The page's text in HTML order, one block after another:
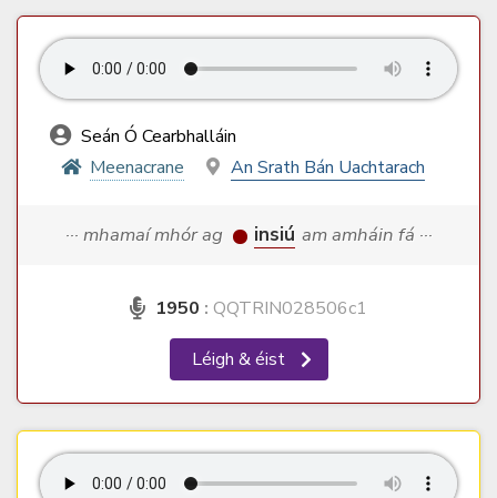
Seán Ó Cearbhalláin
Meenacrane
An Srath Bán Uachtarach
··· mhamaí mhór ag insiú am amháin fá ···
1950 : QQTRIN028506c1
Léigh & éist